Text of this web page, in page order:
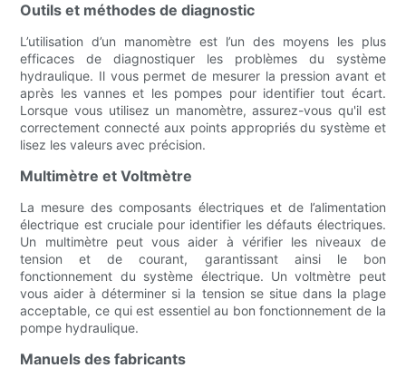
Outils et méthodes de diagnostic
L’utilisation d’un manomètre est l’un des moyens les plus
efficaces de diagnostiquer les problèmes du système
hydraulique. Il vous permet de mesurer la pression avant et
après les vannes et les pompes pour identifier tout écart.
Lorsque vous utilisez un manomètre, assurez-vous qu'il est
correctement connecté aux points appropriés du système et
lisez les valeurs avec précision.
Multimètre et Voltmètre
La mesure des composants électriques et de l’alimentation
électrique est cruciale pour identifier les défauts électriques.
Un multimètre peut vous aider à vérifier les niveaux de
tension et de courant, garantissant ainsi le bon
fonctionnement du système électrique. Un voltmètre peut
vous aider à déterminer si la tension se situe dans la plage
acceptable, ce qui est essentiel au bon fonctionnement de la
pompe hydraulique.
Manuels des fabricants